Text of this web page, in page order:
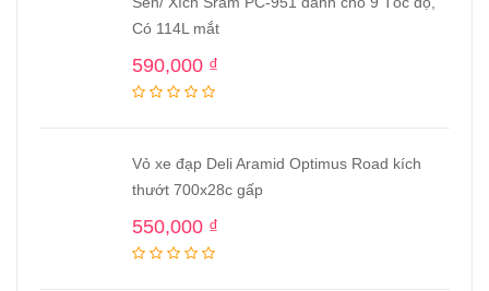
Có 114L mắt
590,000 ₫
Vỏ xe đạp Deli Aramid Optimus Road kích
thướt 700x28c gấp
550,000 ₫